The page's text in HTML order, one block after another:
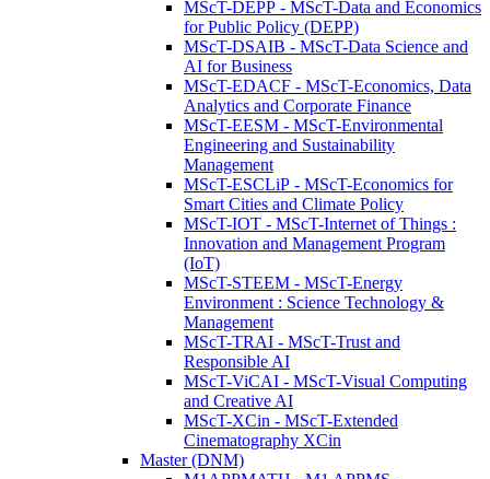
MScT-DEPP - MScT-Data and Economics
for Public Policy (DEPP)
MScT-DSAIB - MScT-Data Science and
AI for Business
MScT-EDACF - MScT-Economics, Data
Analytics and Corporate Finance
MScT-EESM - MScT-Environmental
Engineering and Sustainability
Management
MScT-ESCLiP - MScT-Economics for
Smart Cities and Climate Policy
MScT-IOT - MScT-Internet of Things :
Innovation and Management Program
(IoT)
MScT-STEEM - MScT-Energy
Environment : Science Technology &
Management
MScT-TRAI - MScT-Trust and
Responsible AI
MScT-ViCAI - MScT-Visual Computing
and Creative AI
MScT-XCin - MScT-Extended
Cinematography XCin
Master (DNM)